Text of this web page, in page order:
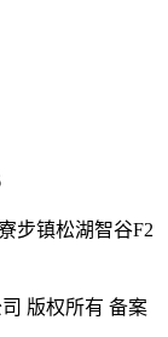
步镇松湖智谷F2
版权所有 备案